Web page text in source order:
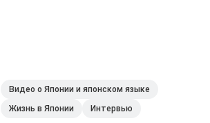
Видео о Японии и японском языке
Жизнь в Японии
Интервью